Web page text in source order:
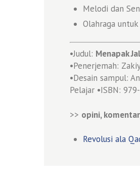
Melodi dan
Olahraga
•Judul: Menapak
•Penerjemah:
•Desain sampul:
Pelajar •ISBN:
>> opini,
Revolusi ala